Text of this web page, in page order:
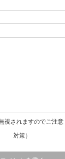
視されますのでご注
対策）